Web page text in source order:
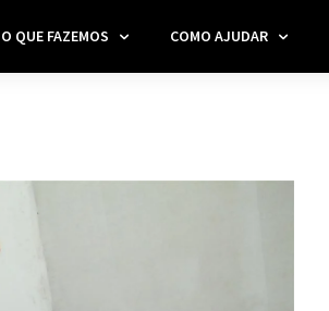
O QUE FAZEMOS COMO AJUDAR